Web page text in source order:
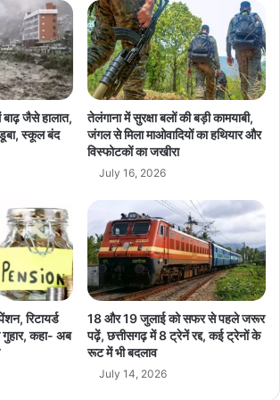
बाढ़ जैसे हालात,
स्कूल बंद
तेलंगाना में सुरक्षा बलों की बड़ी कामयाबी,
जंगल से मिला माओवादियों का हथियार और
विस्फोटकों का जखीरा
July 16, 2026
रिटायर्ड
गुहार, कहा- अब
18 और 19 जुलाई को सफर से पहले जरूर
पढ़ें, छत्तीसगढ़ में 8 ट्रेनें रद्द, कई ट्रेनों के
रूट में भी बदलाव
July 14, 2026